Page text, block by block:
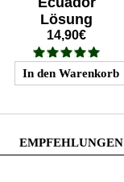
Lösung
14,90€
EMPFEHLUNGEN